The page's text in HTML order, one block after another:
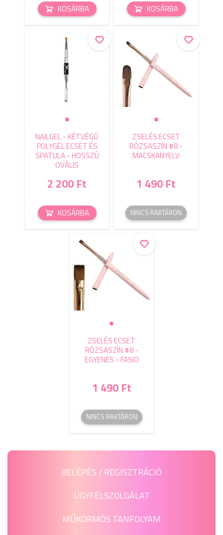
KOSÁRBA KOSÁRBA
NAILGEL - KÉTVÉGŰ
POLYGÉL ECSET ÉS
SPATULA - HOSSZÚ
OVÁLIS
2 200 Ft
KOSÁRBA
ZSELÉS ECSET
RÓZSASZÍN #8 -
MACSKANYELV
1 490 Ft
NINCS RAKTÁRON
ZSELÉS ECSET
RÓZSASZÍN #8 -
EGYENES - FASIO
1 490 Ft
NINCS RAKTÁRON
BELÉPÉS / REGISZTRÁCIÓ
ÜGYFÉLSZOLGÁLAT
MŰKÖRMÖS TANFOLYAM